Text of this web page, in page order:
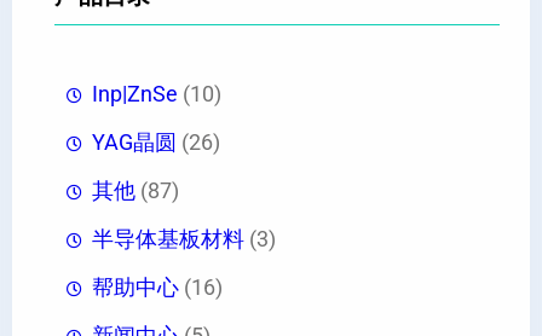
Inp|ZnSe (10)
YAG晶圆 (26)
其他 (87)
半导体基板材料 (3)
帮助中心 (16)